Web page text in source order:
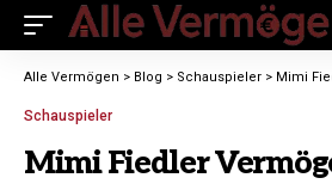
Alle Vermögen > Blog > Schauspieler > Mimi
Schauspieler
Mimi Fiedler